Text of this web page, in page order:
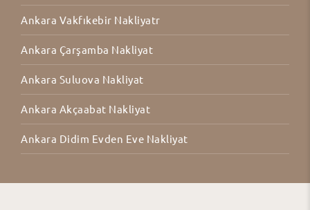
Ankara Vakfıkebir Nakliyatr
Ankara Çarşamba Nakliyat
Ankara Suluova Nakliyat
Ankara Akçaabat Nakliyat
Ankara Didim Evden Eve Nakliyat